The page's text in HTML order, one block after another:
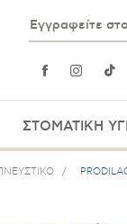
ΣΤΟΜΑΤΙΚΗ
/